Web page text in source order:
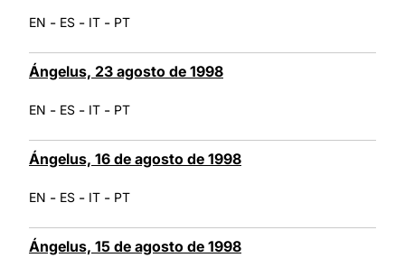
EN - ES - IT - PT
Ángelus, 23 agosto de 1998
EN - ES - IT - PT
Ángelus, 16 de agosto de 1998
EN - ES - IT - PT
Ángelus, 15 de agosto de 1998